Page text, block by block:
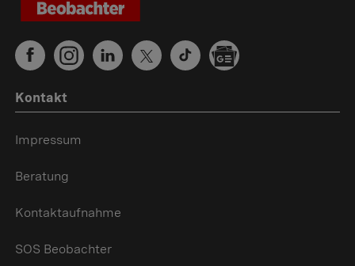
Kontakt
Impressum
Beratung
Kontaktaufnahme
SOS Beobachter